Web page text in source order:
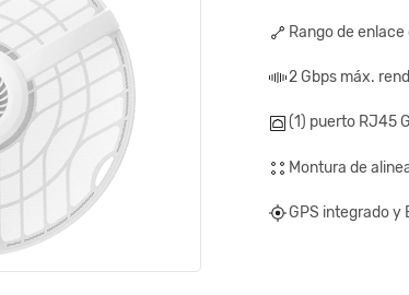
Rango de enlace
2 Gbps máx.
(1) puerto RJ45
Montura de
GPS integrado y